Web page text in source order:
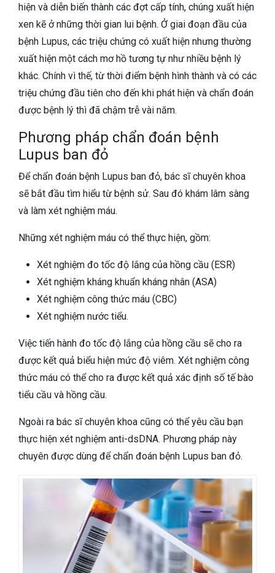
hiện và diễn biến thành các đợt cấp tính, chúng xuất hiện
xen kẽ ở những thời gian lui bệnh. Ở giai đoạn đầu của
bệnh Lupus, các triệu chứng có xuất hiện nhưng thường
xuất hiện một cách mơ hồ tương tự như nhiều bệnh lý
khác. Chính vì thế, từ thời điểm bệnh hình thành và có các
triệu chứng đầu tiên cho đến khi phát hiện và chẩn đoán
được bệnh lý thì đã chậm trễ vài năm.
Phương pháp chẩn đoán bệnh
Lupus ban đỏ
Để chẩn đoán bệnh Lupus ban đỏ, bác sĩ chuyên khoa
sẽ bắt đầu tìm hiểu từ bệnh sử. Sau đó khám lâm sàng
và làm xét nghiệm máu.
Những xét nghiệm máu có thể thực hiện, gồm:
Xét nghiệm đo tốc độ lắng của hồng cầu (ESR)
Xét nghiệm kháng khuẩn kháng nhân (ASA)
Xét nghiệm công thức máu (CBC)
Xét nghiệm nước tiểu.
Việc tiến hành đo tốc độ lắng của hồng cầu sẽ cho ra
được kết quả biểu hiện mức độ viêm. Xét nghiệm công
thức máu có thể cho ra được kết quả xác định số tế bào
tiểu cầu và hồng cầu.
Ngoài ra bác sĩ chuyên khoa cũng có thể yêu cầu bạn
thực hiện xét nghiệm anti-dsDNA. Phương pháp này
chuyên được dùng để chẩn đoán bệnh Lupus ban đỏ.